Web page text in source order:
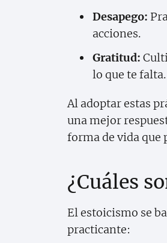
Desapego:
acciones.
Gratitud:
lo que te falta.
Al adoptar estas
una mejor
forma de vida que
¿Cuáles
El estoicismo se
practicante: